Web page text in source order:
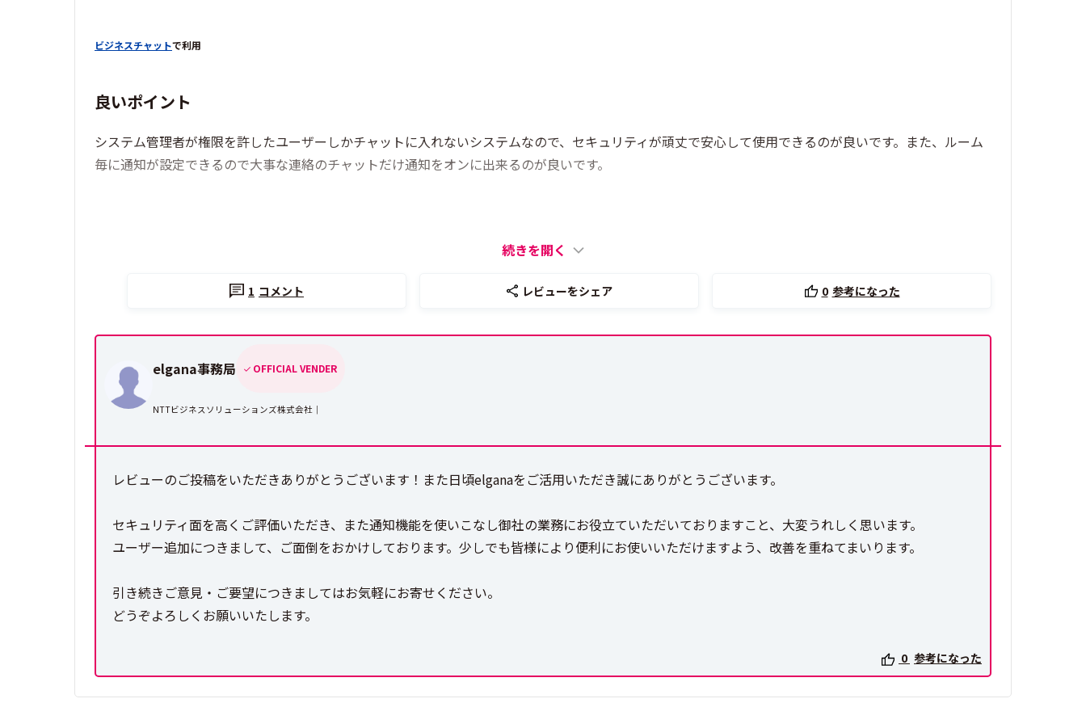
ビジネスチャットで利用
良いポイント
システム管理者が権限を許したユーザーしかチャットに入れないシステムなので、セキュリティが頑丈で安心して使用できるのが良いです。また、ルーム
毎に通知が設定できるので大事な連絡のチャットだけ通知をオンに出来るのが良いです。
続きを開く
1 コメント レビューをシェア 0 参考になった
elgana事務局 OFFICIAL VENDER
NTTビジネスソリューションズ株式会社｜
レビューのご投稿をいただきありがとうございます！また日頃elganaをご活用いただき誠にありがとうございます。
セキュリティ面を高くご評価いただき、また通知機能を使いこなし御社の業務にお役立ていただいておりますこと、大変うれしく思います。
ユーザー追加につきまして、ご面倒をおかけしております。少しでも皆様により便利にお使いいただけますよう、改善を重ねてまいります。
引き続きご意見・ご要望につきましてはお気軽にお寄せください。
どうぞよろしくお願いいたします。
0 参考になった